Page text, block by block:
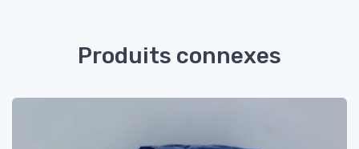
Produits connexes